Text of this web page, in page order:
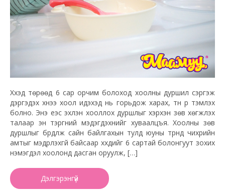
Хүүхэд төрөөд 6 сар орчим болоход хоолны дуршил сэргэж
дэргэдэх хүнээ хоол идэхэд нь горьдож харах, түүн рүү тэмүүлэх
болно. Энэ үеэс эхлэн хооллох дуршлыг хэрхэн зөв хөгжүүлэх
талаар эн тэргүүний мэдэгдэхүүнийг хуваалцъя. Хоолны зөв
дуршлыг бүрдүүлж сайн байлгахын тулд юуны түрүүнд чихрийн
амтыг мэдрүүлэхгүй байсаар хүүхдийг 6 сартай болонгуут зохих
нэмэгдэл хоолонд дасган оруулж, […]
Дэлгэрэнгүй